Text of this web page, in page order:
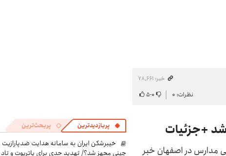
خبر: ۷۸٬۶۶۱
نظرات: ۰ ۰-۵
+جزئیات
مدارس در اصفهان خبر
پربازدیدترین پربحث‌ترین
خیبرشکن ایران به سامانه هدایت ضدپارازیت
چینی مجهز شد؟/ تهدید جدی برای پاتریوت و تاد